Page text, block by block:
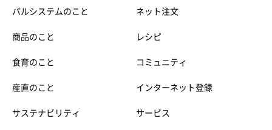
パルシステムのこと
商品のこと
食育のこと
産直のこと
サステナビリティ
ネット注文
レシピ
コミュニティ
インターネット登録
サービス